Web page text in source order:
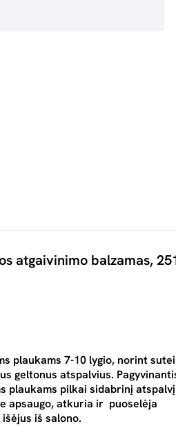
atgaivinimo balzamas,
plaukams 7-10 lygio, norint
geltonus atspalvius.
plaukams pilkai sidabrinį
apsaugo, atkuria ir puoselėja
iš salono.